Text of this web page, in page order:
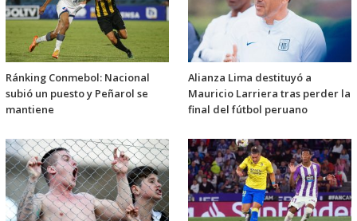
Ránking Conmebol: Nacional
subió un puesto y Peñarol se
mantiene
Alianza Lima destituyó a
Mauricio Larriera tras perder la
final del fútbol peruano